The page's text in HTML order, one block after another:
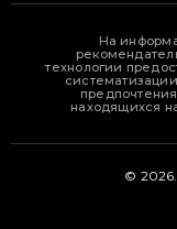
На
технологии
находящихся
©